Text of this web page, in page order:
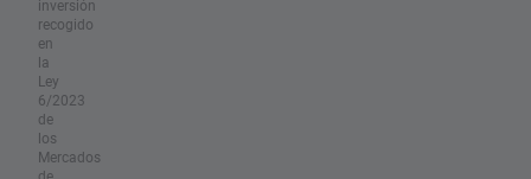
inversión
recogido
en
la
Ley
6/2023
de
los
Mercados